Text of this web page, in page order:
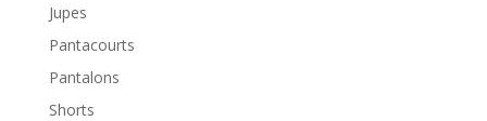
Jupes
Pantacourts
Pantalons
Shorts